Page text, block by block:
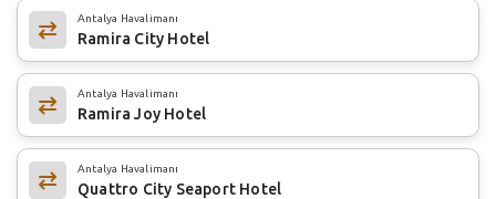
Antalya Havalimanı
Ramira City Hotel
Antalya Havalimanı
Ramira Joy Hotel
Antalya Havalimanı
Quattro City Seaport Hotel